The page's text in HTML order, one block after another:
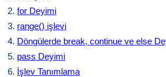
2.for Deyimi
3. range() işlevi
4. Döngülerde break, continue ve else
5. pass Deyimi
6. İşlev Tanımlama